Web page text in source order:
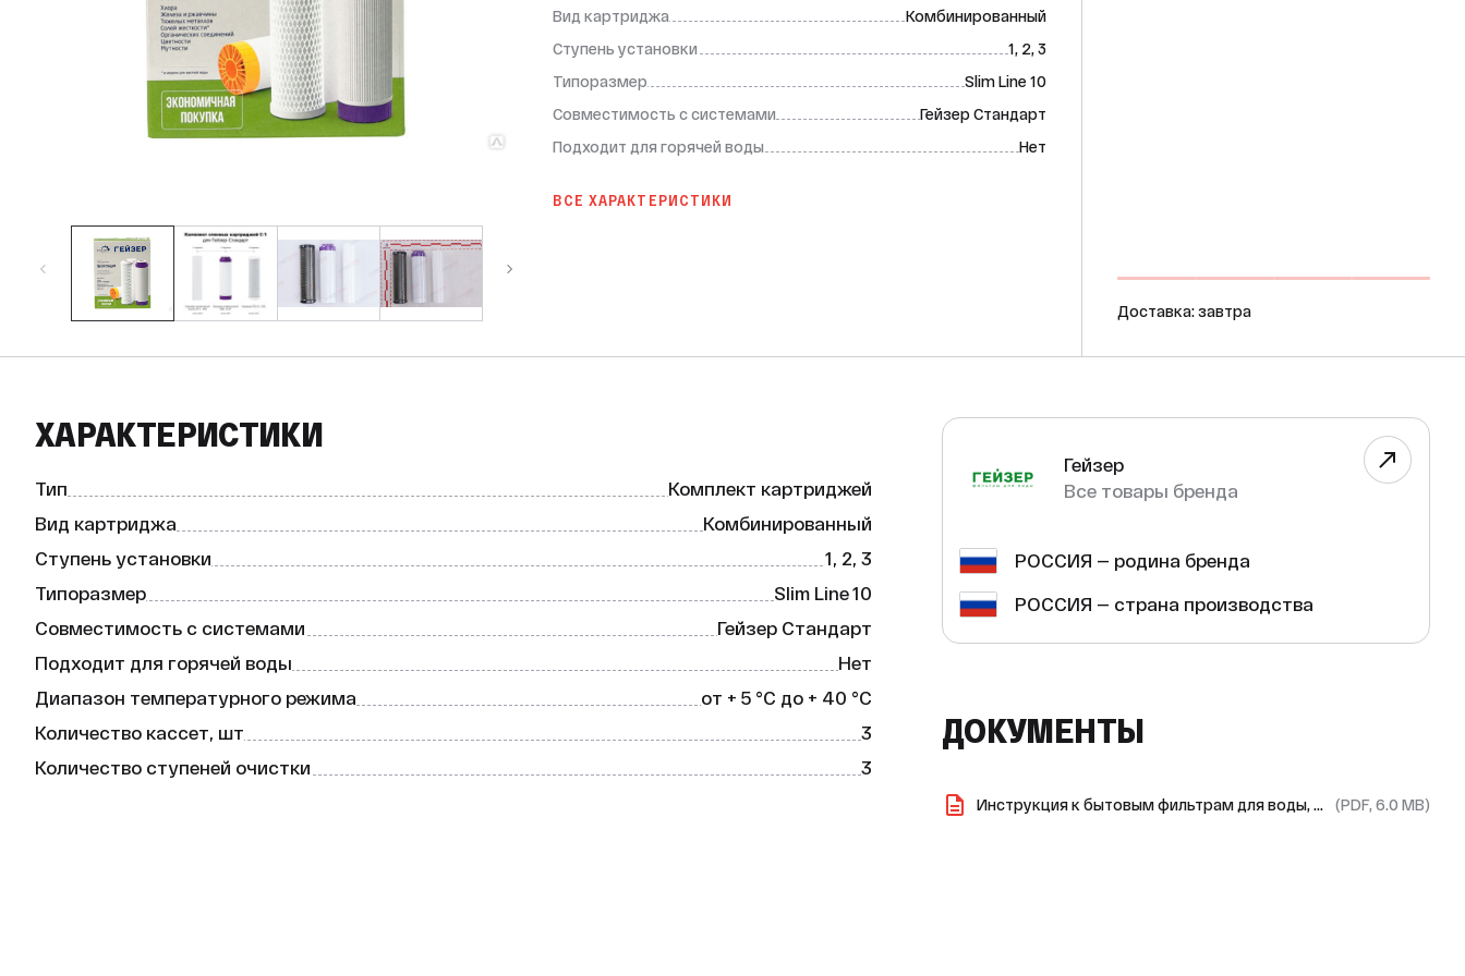
Вид картриджа
Комбинированный
Ступень установки
1, 2, 3
Типоразмер
Slim Line 10
Совместимость с системами
Гейзер Стандарт
Подходит для горячей воды
Нет
ВСЕ ХАРАКТЕРИСТИКИ
Доставка: завтра
ХАРАКТЕРИСТИКИ
Тип
Комплект картриджей
Вид картриджа
Комбинированный
Ступень установки
1, 2, 3
Типоразмер
Slim Line 10
Совместимость с системами
Гейзер Стандарт
Подходит для горячей воды
Нет
Диапазон температурного режима
от + 5 °С до + 40 °С
Количество кассет, шт
3
Количество ступеней очистки
3
Гейзер
Все товары бренда
РОССИЯ — родина бренда
РОССИЯ — страна производства
ДОКУМЕНТЫ
Инструкция к бытовым фильтрам для воды, Макс, Стандарт, Классик, 3вк (PDF, 6.0 MB)